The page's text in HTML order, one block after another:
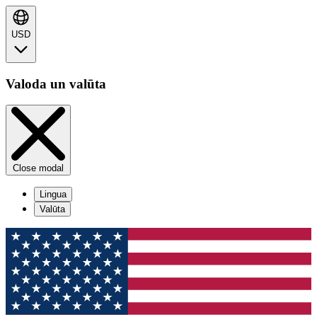
USD
Valoda un valūta
Close modal
Lingua
Valūta